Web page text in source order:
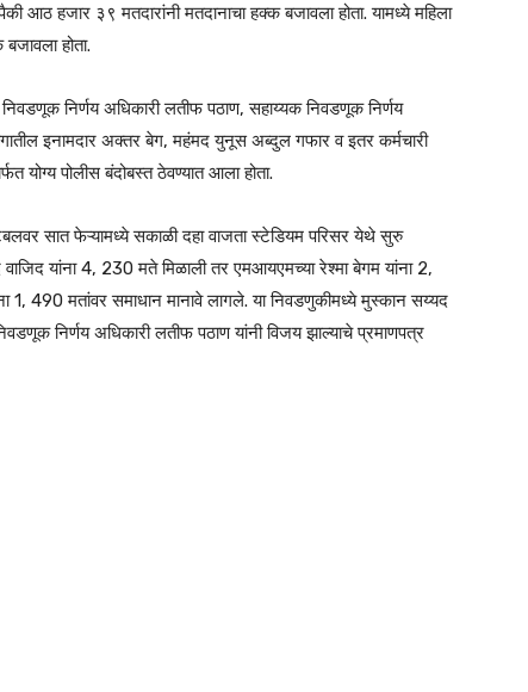
आठ हजार ३९ मतदारांनी मतदानाचा हक्क बजावला होता. यामध्ये महिला
होता.
निवडणूक निर्णय अधिकारी लतीफ पठाण, सहाय्यक निवडणूक निर्णय
इनामदार अक्तर बेग, महंमद युनूस अब्दुल गफार व इतर कर्मचारी
योग्य पोलीस बंदोबस्त ठेवण्यात आला होता.
सात फेऱ्यामध्ये सकाळी दहा वाजता स्टेडियम परिसर येथे सुरु
यांना 4, 230 मते मिळाली तर एमआयएमच्या रेश्मा बेगम यांना 2,
1, 490 मतांवर समाधान मानावे लागले. या निवडणुकीमध्ये मुस्कान सय्यद
निर्णय अधिकारी लतीफ पठाण यांनी विजय झाल्याचे प्रमाणपत्र